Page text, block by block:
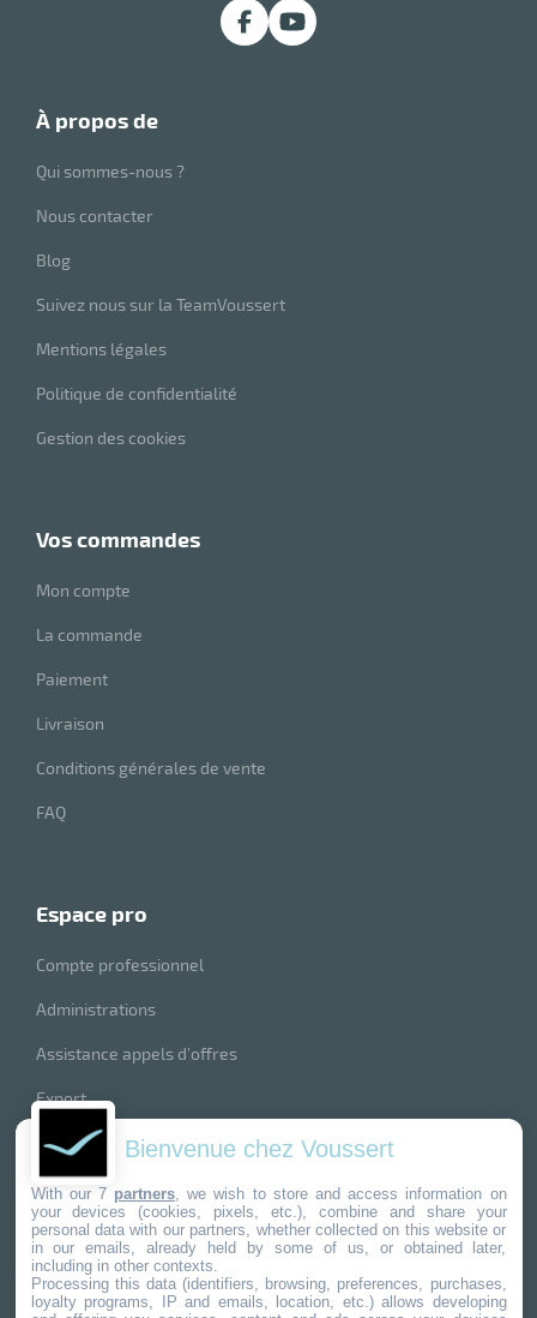
à propos de
Qui sommes-nous ?
Nous contacter
Blog
Suivez nous sur la TeamVoussert
Mentions légales
Politique de confidentialité
Gestion des cookies
vos commandes
Mon compte
La commande
Paiement
Livraison
Conditions générales de vente
FAQ
espace pro
Compte professionnel
Administrations
Assistance appels d’offres
Export
index produits
nos marques
Bienvenue chez Voussert
With our 7 partners , we wish to store and access information on
your devices (cookies, pixels, etc.), combine and share your
personal data with our partners, whether collected on this website or
in our emails, already held by some of us, or obtained later,
including in other contexts.
Processing this data (identifiers, browsing, preferences, purchases,
loyalty programs, IP and emails, location, etc.) allows developing